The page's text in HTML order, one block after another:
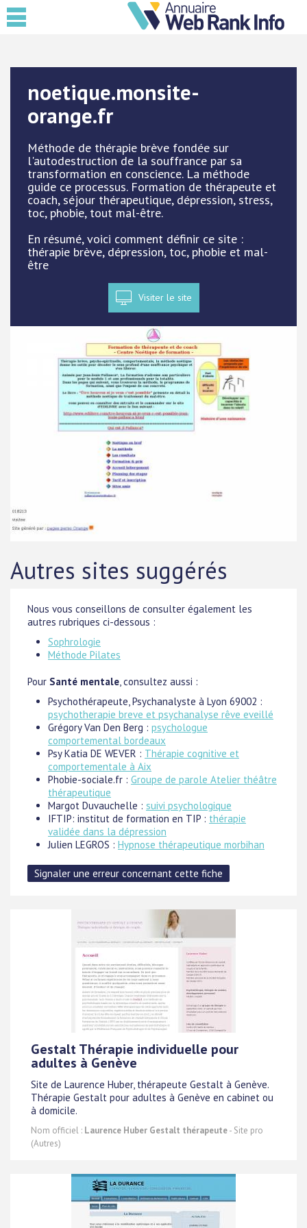
noetique.monsite-
orange.fr
Méthode de thérapie brève fondée sur
l'autodestruction de la souffrance par sa
transformation en conscience. La méthode
guide ce processus. Formation de thérapeute et
coach, séjour thérapeutique, dépression, stress,
toc, phobie, tout mal-être.
En résumé, voici comment définir ce site :
thérapie brève, dépression, toc, phobie et mal-
être
Visiter le site
Autres sites suggérés
Nous vous conseillons de consulter également les
autres rubriques ci-dessous :
Sophrologie
Méthode Pilates
Pour Santé mentale, consultez aussi :
Psychothérapeute, Psychanalyste à Lyon 69002 :
psychotherapie breve et psychanalyse rêve eveillé
Grégory Van Den Berg : psychologue
comportemental bordeaux
Psy Katia DE WEVER : Thérapie cognitive et
comportementale à Aix
Phobie-sociale.fr : Groupe de parole Atelier théâtre
thérapeutique
Margot Duvauchelle : suivi psychologique
IFTIP: institut de formation en TIP : thérapie
validée dans la dépression
Julien LEGROS : Hypnose thérapeutique morbihan
Gestalt Thérapie individuelle pour
adultes à Genève
Site de Laurence Huber, thérapeute Gestalt à Genève.
Thérapie Gestalt pour adultes à Genève en cabinet ou
à domicile.
Nom officiel : Laurence Huber Gestalt thérapeute- Site pro
(Autres)